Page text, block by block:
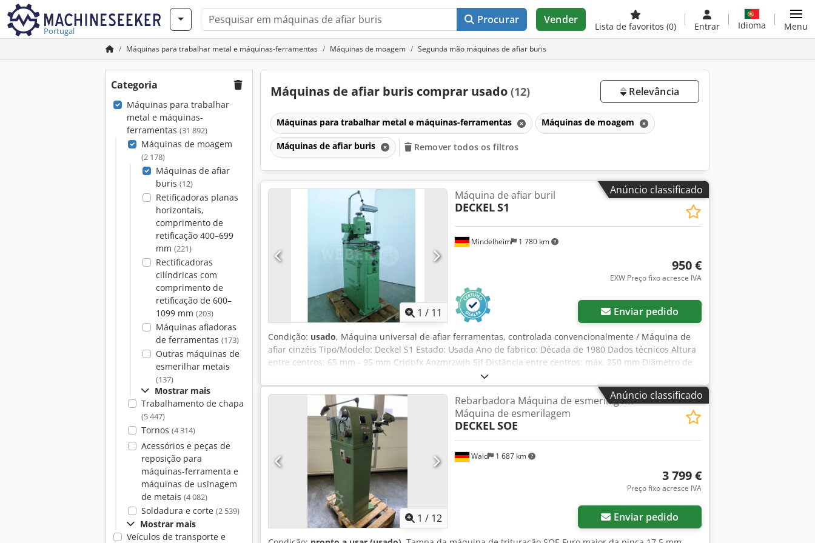
Portugal
Procurar Vender
Lista de favoritos (0) Entrar Idioma Menu
Máquinas para trabalhar metal e máquinas-ferramentas Máquinas de moagem Segunda mão máquinas de afiar buris
Categoria
Máquinas para trabalhar
metal e máquinas-
ferramentas (31 892)
Máquinas de moagem
(2 178)
Máquinas de afiar
buris (12)
Retificadoras planas
horizontais,
comprimento de
retificação 400–699
mm (221)
Rectificadoras
cilíndricas com
comprimento de
retificação de 600–
1099 mm (203)
Máquinas afiadoras
de ferramentas (173)
Outras máquinas de
esmerilhar metais
(137)
Mostrar mais
Trabalhamento de chapa
(5 447)
Tornos (4 314)
Acessórios e peças de
reposição para
máquinas-ferramenta e
máquinas de usinagem
de metais (4 082)
Soldadura e corte (2 539)
Mostrar mais
Veículos de transporte e
Máquinas de afiar buris comprar usado (12) Relevância
Máquinas para trabalhar metal e máquinas-ferramentas Máquinas de moagem
Máquinas de afiar buris Remover todos os filtros
Anúncio classificado
1 / 11
Mindelheim 1 780 km
Máquina de afiar buril
DECKELS1
950 €
EXW Preço fixo acresce IVA
Enviar pedido
Condição: usado, Máquina universal de afiar ferramentas, controlada convencionalmente / Máquina de
afiar cinzéis Tipo/Modelo: Deckel S1 Estado: Usada Ano de fabrico: Década de 1980 Dados técnicos Altura
entre centros: 65 mm - 95 mm Crjdpfx Aozmrzwjh Sjf Distância entre centros: máx. 250 mm Diâmetro de
afiação: máx. 130 mm Dimensões da mesa: aprox. 470 x 175 mm Velocidade do veio: 3.750 rpm a 7.500
rpm, ajustável em dois níveis Potência do motor: 0,6 / 0,75 kW; 400 V Equipamento: - Sapatas de calço -
Suporte para pinças MK 4 Artigo solicitado: Custos de transporte a serem indicados numa proposta
individualizada.
Anúncio classificado
1 / 12
Wald 1 687 km
Rebarbadora Máquina de esmerilagem
Máquina de esmerilagem
DECKELSOE
3 799 €
Preço fixo acresce IVA
Enviar pedido